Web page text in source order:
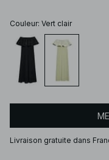
Couleur: Vert clair
Livraison gratuite dans